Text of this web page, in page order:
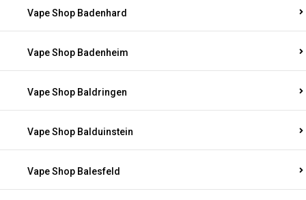
Vape Shop Badenhard
Vape Shop Badenheim
Vape Shop Baldringen
Vape Shop Balduinstein
Vape Shop Balesfeld